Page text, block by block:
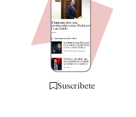
Suscríbete